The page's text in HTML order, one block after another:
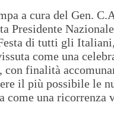
a cura del Gen.
Presidente
di tutti gli Italiani,
come una
con finalità
il più possibile le
come una ricorrenza